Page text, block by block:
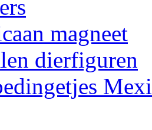
magneet
dierfiguren